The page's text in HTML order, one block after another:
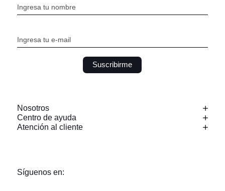
Suscribirme
Nosotros
Centro de ayuda
Atención al cliente
Síguenos en: